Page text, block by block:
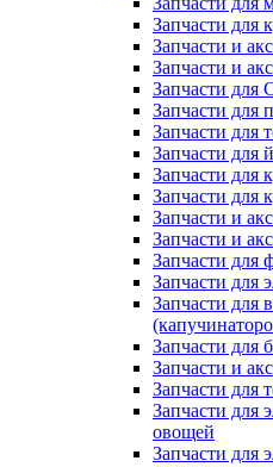
Запчасти для
Запчасти и
Запчасти и
Запчасти для
Запчасти для
Запчасти для
Запчасти для
Запчасти для
Запчасти для
Запчасти и
Запчасти и
Запчасти для
Запчасти для
Запчасти для
Запчасти для
Запчасти и
Запчасти для
Запчасти для
овощей
Запчасти для